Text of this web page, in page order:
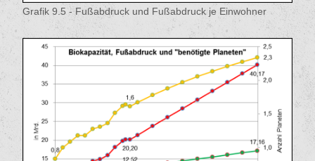
Grafik 9.5 - Fußabdruck und Fußabdruck je Einwohner